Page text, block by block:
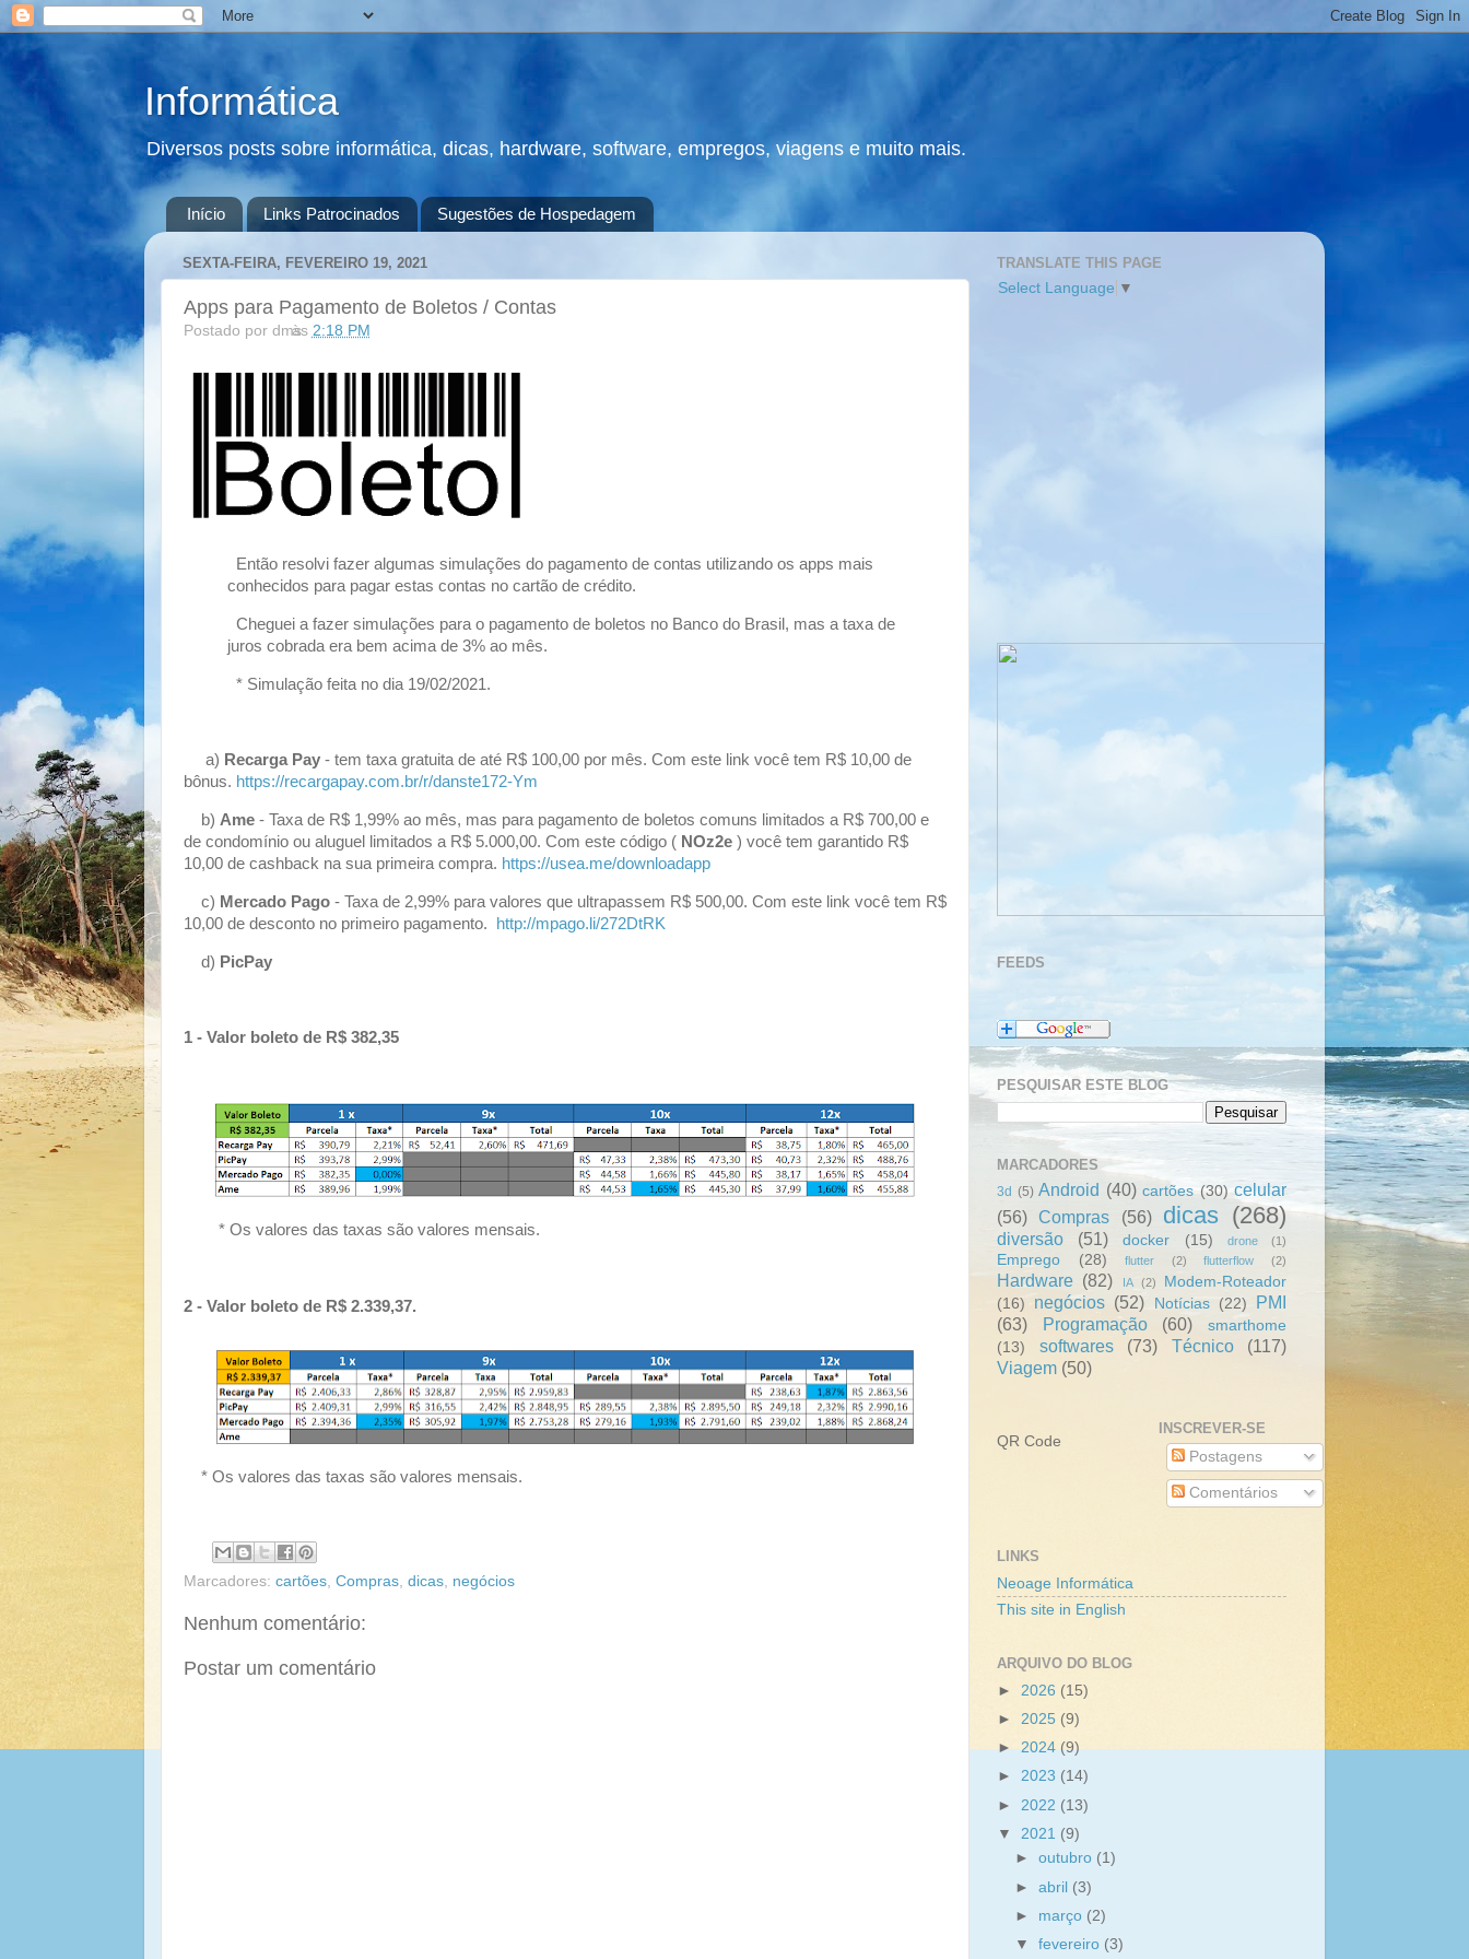
Informática
Diversos posts sobre informática, dicas, hardware, software, empregos, viagens e muito mais.
Início Links Patrocinados Sugestões de Hospedagem
SEXTA-FEIRA, FEVEREIRO 19, 2021
Apps para Pagamento de Boletos / Contas
Postado por dmsàs 2:18 PM
Então resolvi fazer algumas simulações do pagamento de contas utilizando os apps mais
conhecidos para pagar estas contas no cartão de crédito.
Cheguei a fazer simulações para o pagamento de boletos no Banco do Brasil, mas a taxa de
juros cobrada era bem acima de 3% ao mês.
* Simulação feita no dia 19/02/2021.
a) Recarga Pay - tem taxa gratuita de até R$ 100,00 por mês. Com este link você tem R$ 10,00 de
bônus. https://recargapay.com.br/r/danste172-Ym
b) Ame - Taxa de R$ 1,99% ao mês, mas para pagamento de boletos comuns limitados a R$ 700,00 e
de condomínio ou aluguel limitados a R$ 5.000,00. Com este código ( NOz2e ) você tem garantido R$
10,00 de cashback na sua primeira compra. https://usea.me/downloadapp
c) Mercado Pago - Taxa de 2,99% para valores que ultrapassem R$ 500,00. Com este link você tem R$
10,00 de desconto no primeiro pagamento.
http://mpago.li/272DtRK
d) PicPay
1 - Valor boleto de R$ 382,35
* Os valores das taxas são valores mensais.
2 - Valor boleto de R$ 2.339,37.
* Os valores das taxas são valores mensais.
Marcadores: cartões Compras dicas negócios
Nenhum comentário:
Postar um comentário
TRANSLATE THIS PAGE
Select Language ▼
FEEDS
PESQUISAR ESTE BLOG
MARCADORES
3d (5) Android (40) cartões (30) celular
(56) Compras (56) dicas (268)
diversão (51) docker (15) drone (1)
Emprego (28) flutter (2) flutterflow (2)
Hardware (82) IA (2)
Modem-Roteador
(16)
negócios (52) Notícias (22)
PMI
(63)
Programação (60)
smarthome
(13)
softwares (73) Técnico
(117)
Viagem (50)
QR Code
INSCREVER-SE
Postagens
Comentários
LINKS
Neoage Informática
This site in English
ARQUIVO DO BLOG
► 2026 (15)
► 2025 (9)
►2024(9)
► 2023 (14)
► 2022 (13)
▼ 2021 (9)
►outubro (1)
►abril (3)
► março (2)
▼fevereiro (3)